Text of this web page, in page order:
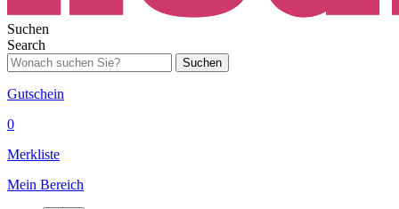
Suchen
Search
Suchen
Gutschein
0
Merkliste
Mein Bereich